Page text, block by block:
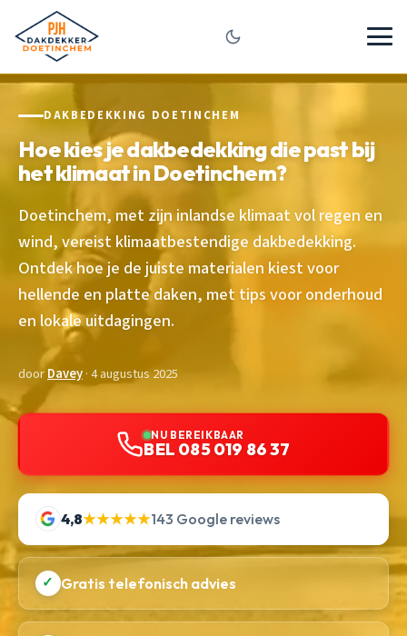
DAKBEDEKKING DOETINCHEM
Hoe kies je dakbedekking die past bij
het klimaat in Doetinchem?
Doetinchem, met zijn inlandse klimaat vol regen en
wind, vereist klimaatbestendige dakbedekking.
Ontdek hoe je de juiste materialen kiest voor
hellende en platte daken, met tips voor onderhoud
en lokale uitdagingen.
doorDavey· 4 augustus 2025
NU BEREIKBAAR
BEL 085 019 86 37
4,8★★★★★143 Google reviews
✓ Gratis telefonisch advies